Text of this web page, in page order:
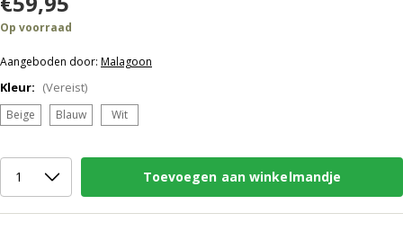
Op voorraad
Aangeboden door: Malagoon
Kleur: (Vereist)
Beige Blauw Wit
Toevoegen aan winkelmandje